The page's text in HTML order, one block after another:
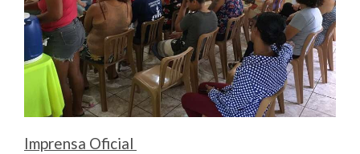
Imprensa Oficial